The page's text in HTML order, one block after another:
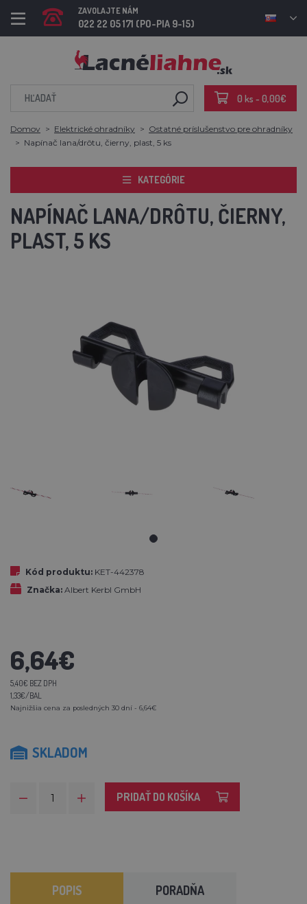
ZAVOLAJTE NÁM
022 22 05 171 (PO-PIA 9-15)
0 ks - 0,00€
Domov Elektrické ohradníky
Ostatné príslušenstvo pre ohradníky
Napínač lana/drôtu, čierny, plast, 5 ks
KATEGÓRIE
NAPÍNAČ LANA/DRÔTU, ČIERNY,
PLAST, 5 KS
Kód produktu: KET-442378
Značka: Albert Kerbl GmbH
6,64€
5,40€ BEZ DPH
1,33€/BAL
Najnižšia cena za posledných 30 dní - 6,64€
SKLADOM
PRIDAŤ DO KOŠÍKA
POPIS PORADŇA